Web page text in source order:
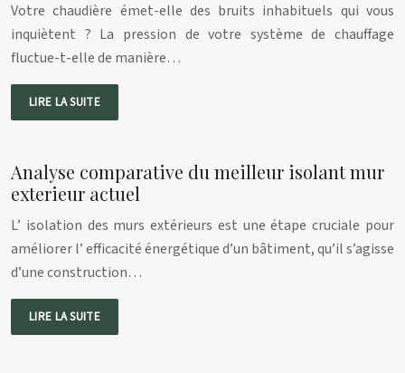
Votre chaudière émet-elle des bruits inhabituels qui vous
inquiètent ? La pression de votre système de chauffage
fluctue-t-elle de manière…
LIRE LA SUITE
Analyse comparative du meilleur isolant mur
exterieur actuel
L’ isolation des murs extérieurs est une étape cruciale pour
améliorer l’ efficacité énergétique d’un bâtiment, qu’il s’agisse
d’une construction…
LIRE LA SUITE